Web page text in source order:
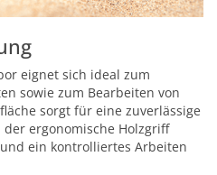
eignet sich ideal zum
sowie zum Bearbeiten von
sorgt für eine zuverlässige
ergonomische Holzgriff
ein kontrolliertes Arbeiten